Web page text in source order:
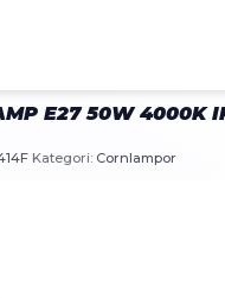
E27 50W 4000K
Kategori: Cornlampor